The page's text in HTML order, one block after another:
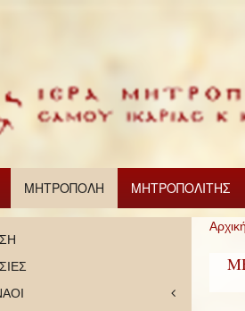
ΜΗΤΡΟΠΟΛΗ ΜΗΤΡΟΠΟΛΙΤΗΣ
Αρχική